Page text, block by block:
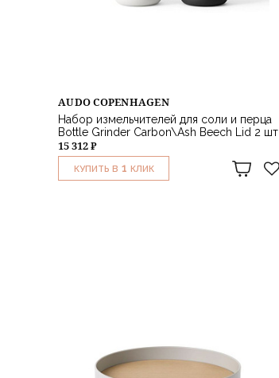
AUDO COPENHAGEN
Набор измельчителей для соли и перца
Bottle Grinder Carbon\Ash Beech Lid 2 шт
15 312 ₽
КУПИТЬ В 1 КЛИК